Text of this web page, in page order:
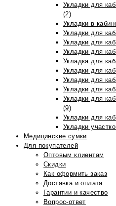
Укладки для
(2)
Укладки в
Укладки для
Укладки для
Укладки для
Укладка для
Укладки для
Укладки для
Укладки для
Укладки для
(9)
Укладки для
Укладки
Медицинские сумки
Для покупателей
Оптовым клиентам
Скидки
Как оформить заказ
Доставка и оплата
Гарантии и качество
Вопрос-ответ